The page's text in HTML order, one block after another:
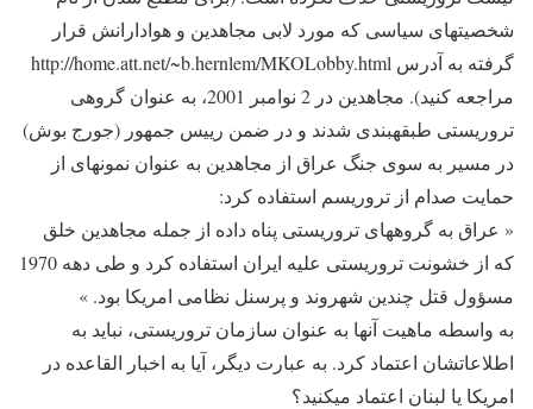
شخصیت‎های سیاسی که مورد لابی مجاهدین و هوادارانش قرار
گرفته به آدرس http://home.att.net/~b.hernlem/MKOLobby.html
مراجعه کنید). مجاهدین در 2 نوامبر 2001، به عنوان گروهی
تروریستی طبقه‎بندی شدند و در ضمن رییس ‎جمهور (جورج بوش)
در مسیر به سوی جنگ عراق از مجاهدین به عنوان نمونه‎ای از
حمایت صدام از تروریسم استفاده کرد:
« عراق به گروه‎های تروریستی پناه داده از جمله مجاهدین خلق
که از خشونت تروریستی علیه ایران استفاده کرد و طی دهه 1970
مسؤول قتل چندین شهروند و پرسنل نظامی امریکا بود. »
به ‎واسطه ماهیت آنها به عنوان سازمان تروریستی، نباید به
اطلاعاتشان اعتماد کرد. به عبارت دیگر، آیا به اخبار القاعده در
امریکا یا لبنان اعتماد می‎کنید؟